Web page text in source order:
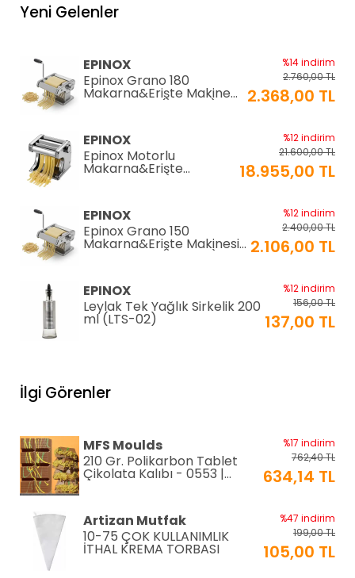
Yeni Gelenler
EPINOX
Epinox Grano 180
Makarna&Erişte Makinesi
2mm+6mm (GR-180)
%14 indirim
2.760,00 TL
2.368,00 TL
EPINOX
Epinox Motorlu
Makarna&Erişte
Makinesi 2mm+6mm
%12 indirim
21.600,00 TL
18.955,00 TL
EPINOX
Epinox Grano 150
Makarna&Erişte Makinesi
2mm+4mm (GR-150)
%12 indirim
2.400,00 TL
2.106,00 TL
EPINOX
Leylak Tek Yağlık Sirkelik 200
ml (LTS-02)
%12 indirim
156,00 TL
137,00 TL
Lavabo Süzgeci 34 cm
(QLS-34)
KARADAĞ METAL
Paslanmaz Pasta Altlığı ⌀28
cm
%14 indirim
250,00 TL
215,00 TL
Greyas Moulds
Polikarbon Special Pralin
Çikolata Kalıbı 8-15 gr |
Cm-3416
%27 indirim
801,02 TL
586,46 TL
İlgi Görenler
MFS Moulds
210 Gr. Polikarbon Tablet
Çikolata Kalıbı - 0553 |
Dubai Çikolata Kalıbı
%17 indirim
762,40 TL
634,14 TL
Artizan Mutfak
10-75 ÇOK KULLANIMLIK
İTHAL KREMA TORBASI
%47 indirim
199,00 TL
105,00 TL